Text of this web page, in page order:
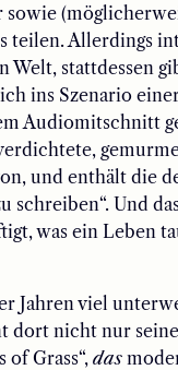
teilen. Allerdings
Welt, stattdessen
ins Szenario
Audiomitschnitt
und enthält die
schreiben“. Und
was ein Leben
Jahren viel
dort nicht nur
of Grass“, das